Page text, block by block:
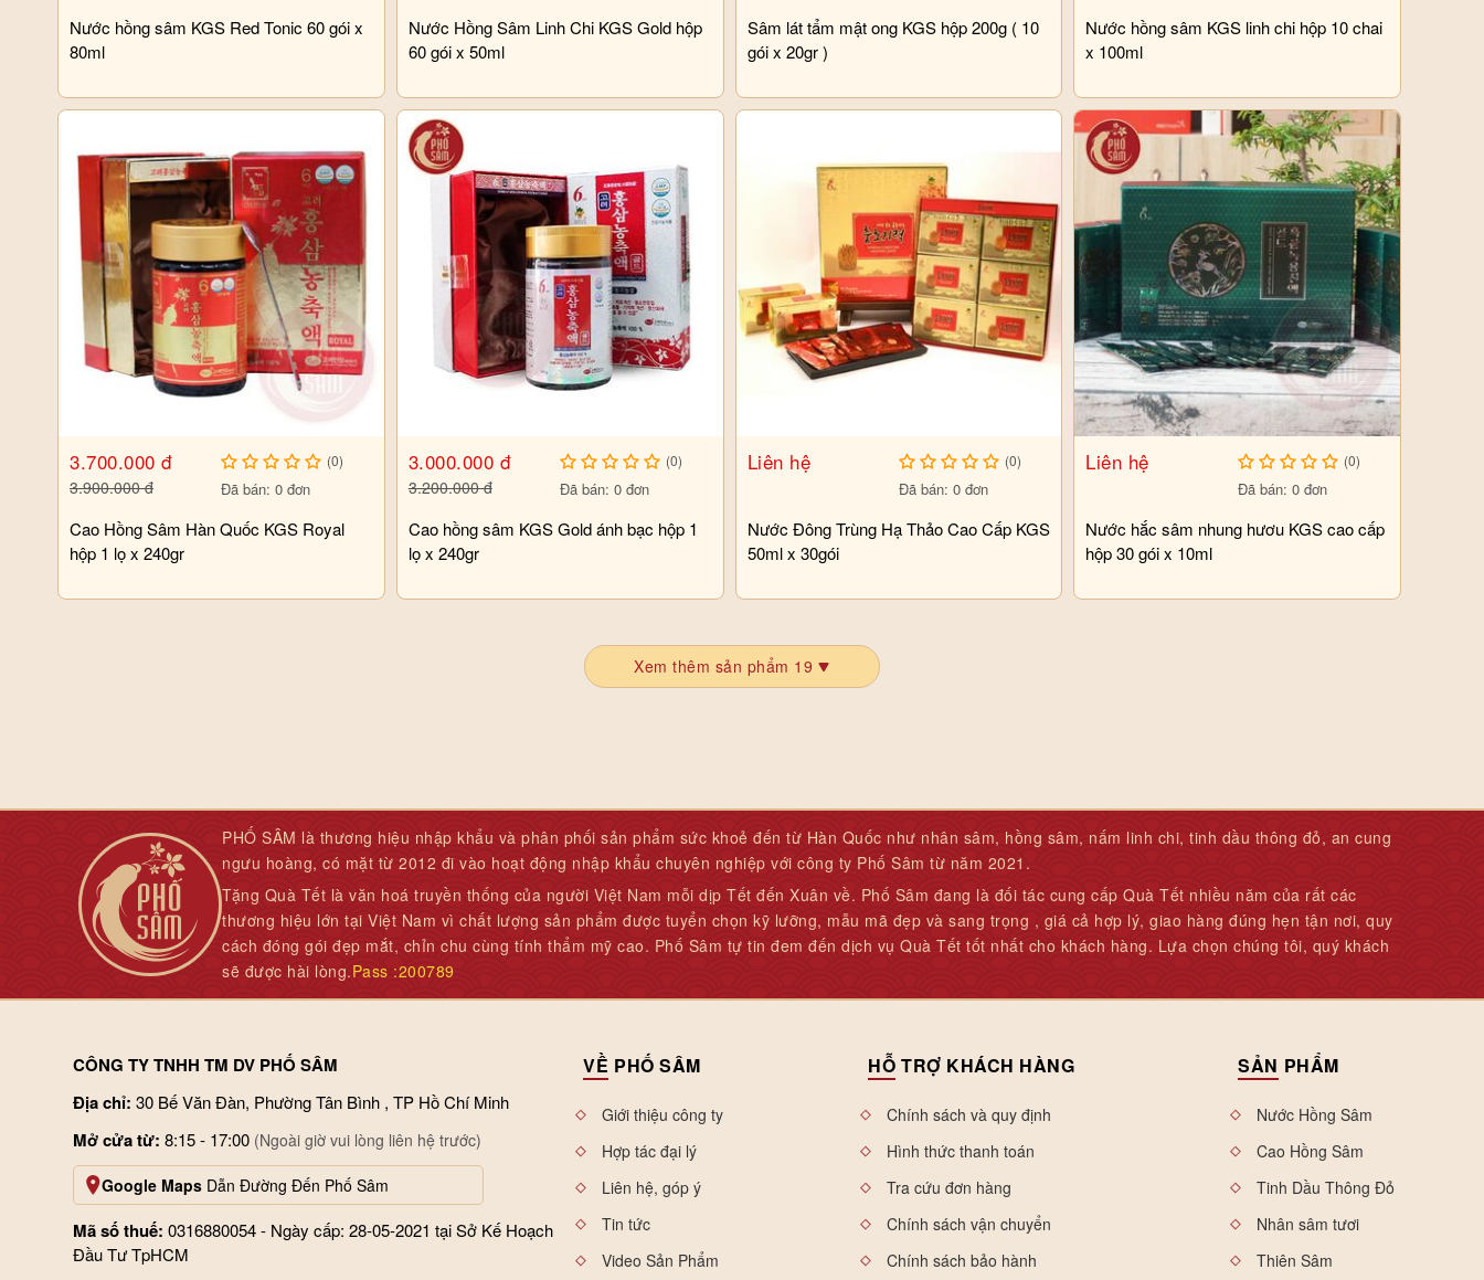
Nước hồng sâm KGS Red Tonic 60 gói x
80ml
Nước Hồng Sâm Linh Chi KGS Gold hộp
60 gói x 50ml
Sâm lát tẩm mật ong KGS hộp 200g ( 10
gói x 20gr )
Nước hồng sâm KGS linh chi hộp 10 chai
x 100ml
3.700.000 đ
3.900.000 đ
(0)
Đã bán: 0 đơn
Cao Hồng Sâm Hàn Quốc KGS Royal
hộp 1 lọ x 240gr
3.000.000 đ
3.200.000 đ
(0)
Đã bán: 0 đơn
Cao hồng sâm KGS Gold ánh bạc hộp 1
lọ x 240gr
Liên hệ (0)
Đã bán: 0 đơn
Nước Đông Trùng Hạ Thảo Cao Cấp KGS
50ml x 30gói
Liên hệ (0)
Đã bán: 0 đơn
Nước hắc sâm nhung hươu KGS cao cấp
hộp 30 gói x 10ml
Xem thêm sản phẩm 19
PHỐ SÂM là thương hiệu nhập khẩu và phân phối sản phẩm sức khoẻ đến từ Hàn Quốc như nhân sâm, hồng sâm, nấm linh chi, tinh dầu thông đỏ, an cung
ngưu hoàng, có mặt từ 2012 đi vào hoạt động nhập khẩu chuyên nghiệp với công ty Phố Sâm từ năm 2021.
Tặng Quà Tết là văn hoá truyền thống của người Việt Nam mỗi dịp Tết đến Xuân về. Phố Sâm đang là đối tác cung cấp Quà Tết nhiều năm của rất các
thương hiệu lớn tại Việt Nam vì chất lượng sản phẩm được tuyển chọn kỹ lưỡng, mẫu mã đẹp và sang trọng , giá cả hợp lý, giao hàng đúng hẹn tận nơi, quy
cách đóng gói đẹp mắt, chỉn chu cùng tính thẩm mỹ cao. Phố Sâm tự tin đem đến dịch vụ Quà Tết tốt nhất cho khách hàng. Lựa chọn chúng tôi, quý khách
sẽ được hài lòng.Pass :200789
CÔNG TY TNHH TM DV PHỐ SÂM
Địa chỉ: 30 Bế Văn Đàn, Phường Tân Bình , TP Hồ Chí Minh
Mở cửa từ: 8:15 - 17:00 (Ngoài giờ vui lòng liên hệ trước)
Google Maps Dẫn Đường Đến Phố Sâm
Mã số thuế: 0316880054 - Ngày cấp: 28-05-2021 tại Sở Kế Hoạch
Đầu Tư TpHCM
VỀ PHỐ SÂM
Giới thiệu công ty
Hợp tác đại lý
Liên hệ, góp ý
Tin tức
Video Sản Phẩm
HỖ TRỢ KHÁCH HÀNG
Chính sách và quy định
Hình thức thanh toán
Tra cứu đơn hàng
Chính sách vận chuyển
Chính sách bảo hành
SẢN PHẨM
Nước Hồng Sâm
Cao Hồng Sâm
Tinh Dầu Thông Đỏ
Nhân sâm tươi
Thiên Sâm